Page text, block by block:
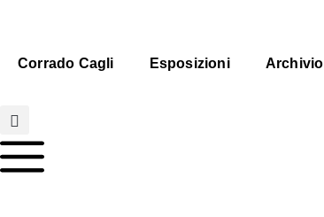
Corrado Cagli Esposizioni Archivio